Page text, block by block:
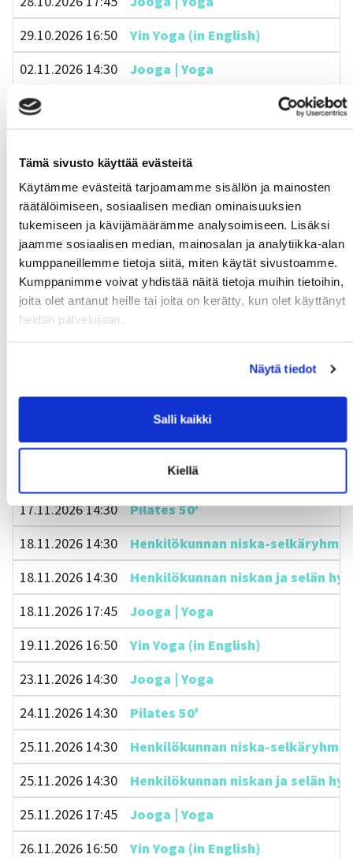
Tämä sivusto käyttää evästeitä
Käytämme evästeitä tarjoamamme sisällön ja mainosten
räätälöimiseen, sosiaalisen median ominaisuuksien
tukemiseen ja kävijämäärämme analysoimiseen. Lisäksi
jaamme sosiaalisen median, mainosalan ja analytiikka-alan
kumppaneillemme tietoja siitä, miten käytät sivustoamme.
Kumppanimme voivat yhdistää näitä tietoja muihin tietoihin,
joita olet antanut heille tai joita on kerätty, kun olet käyttänyt
heidän palvelujaan.
Näytä tiedot
Salli kaikki
Kiellä
29.10.2026 16:50
Yin Yoga (in English)
02.11.2026 14:30
Jooga | Yoga
03.11.2026 14:30
04.11.2026 14:30
Henkilökunnan niskan ja selän
04.11.2026 17:45
Jooga | Yoga
05.11.2026 16:50
Yin Yoga (in English)
09.11.2026 14:30
Jooga | Yoga
10.11.2026 14:30
Pilates 50'
Henkilökunnan niskan ja selän
12.11.2026 16:50
Yin Yoga (in English)
Jooga | Yoga
17.11.2026 14:30
Pilates 50'
18.11.2026 14:30
Henkilökunnan niska-
18.11.2026 14:30
Henkilökunnan niskan ja selän
18.11.2026 17:45
Jooga | Yoga
19.11.2026 16:50
Yin Yoga (in English)
23.11.2026 14:30
Jooga | Yoga
24.11.2026 14:30
Pilates 50'
25.11.2026 14:30
Henkilökunnan niska-
25.11.2026 14:30
Henkilökunnan niskan ja selän
25.11.2026 17:45
Jooga | Yoga
26.11.2026 16:50
Yin Yoga (in English)